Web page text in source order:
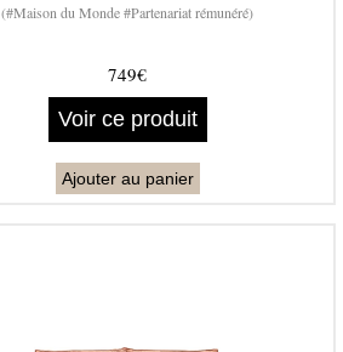
(#Maison du Monde #Partenariat rémunéré)
749€
Voir ce produit
Ajouter au panier